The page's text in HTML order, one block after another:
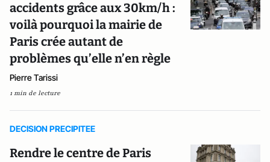
accidents grâce aux 30km/h :
voilà pourquoi la mairie de
Paris crée autant de
problèmes qu’elle n’en règle
Pierre Tarissi
1 min de lecture
DECISION PRECIPITEE
Rendre le centre de Paris